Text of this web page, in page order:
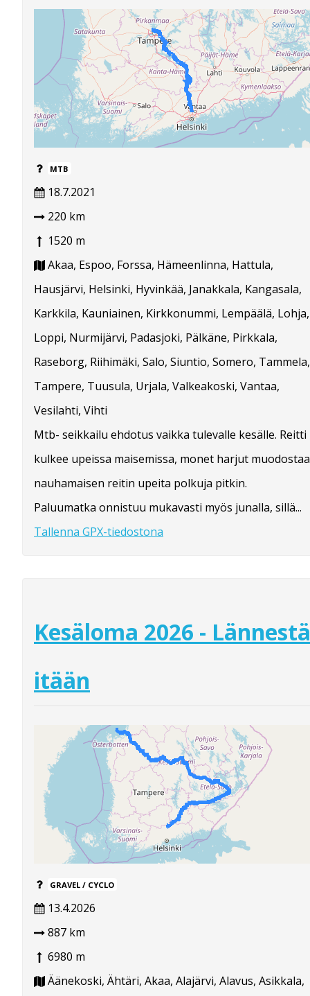
MTB
18.7.2021
220 km
1520 m
Akaa, Espoo, Forssa, Hämeenlinna, Hattula,
Hausjärvi, Helsinki, Hyvinkää, Janakkala, Kangasala,
Karkkila, Kauniainen, Kirkkonummi, Lempäälä, Lohja,
Loppi, Nurmijärvi, Padasjoki, Pälkäne, Pirkkala,
Raseborg, Riihimäki, Salo, Siuntio, Somero, Tammela,
Tampere, Tuusula, Urjala, Valkeakoski, Vantaa,
Vesilahti, Vihti
Mtb- seikkailu ehdotus vaikka tulevalle kesälle. Reitti
kulkee upeissa maisemissa, monet harjut muodostaa
nauhamaisen reitin upeita polkuja pitkin.
Paluumatka onnistuu mukavasti myös junalla, sillä...
Tallenna GPX-tiedostona
Kesäloma 2026 - Lännestä
itään
GRAVEL / CYCLO
13.4.2026
887 km
6980 m
Äänekoski, Ähtäri, Akaa, Alajärvi, Alavus, Asikkala,